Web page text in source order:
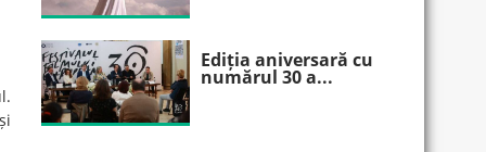
Ediția aniversară cu
numărul 30 a...